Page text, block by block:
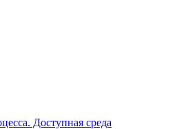
Доступная среда